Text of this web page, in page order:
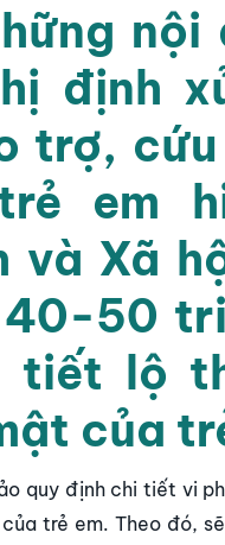
nội
định
trợ,
em
và Xã
50
tiết lộ
của
quy định chi tiết vi
trẻ em. Theo đó,